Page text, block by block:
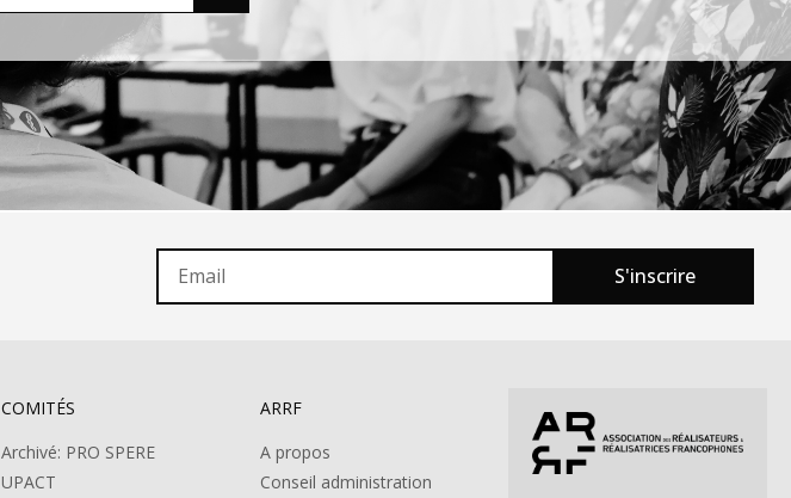
S'inscrire
COMITÉS
Archivé: PRO SPERE
UPACT
ARRF
A propos
Conseil administration